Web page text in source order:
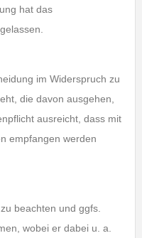
hat das
im Widerspruch zu
die davon ausgehen,
ausreicht, dass mit
empfangen werden
beachten und ggfs.
wobei er dabei u. a.